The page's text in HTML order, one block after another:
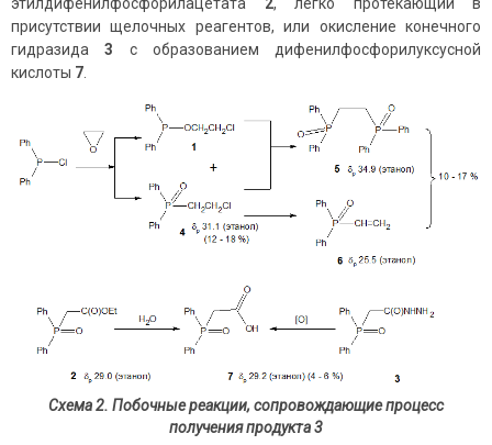
этилдифенилфосфорилацетата 2, легко протекающий в
присутствии щелочных реагентов, или окисление конечного
гидразида3 с образованием дифенилфосфорилуксусной
кислоты 7.
Схема 2. Побочные реакции, сопровождающие процесс
получения продукта 3